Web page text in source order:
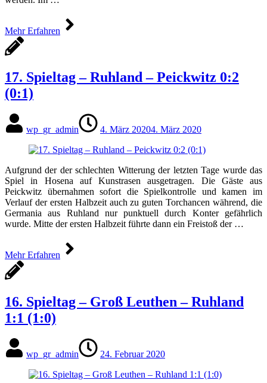
Mehr Erfahren
17. Spieltag – Ruhland – Peickwitz 0:2
(0:1)
wp_gr_admin 4. März 20204. März 2020
Aufgrund der der schlechten Witterung der letzten Tage wurde das
Spiel in Hosena auf Kunstrasen ausgetragen. Die Gäste aus
Peickwitz übernahmen sofort die Spielkontrolle und kamen im
Verlauf der ersten Halbzeit auch zu guten Torchancen während, die
Germania aus Ruhland nur punktuell durch Konter gefährlich
wurde. Mitte der ersten Halbzeit führte dann ein Freistoß der …
Mehr Erfahren
16. Spieltag – Groß Leuthen – Ruhland
1:1 (1:0)
wp_gr_admin 24. Februar 2020